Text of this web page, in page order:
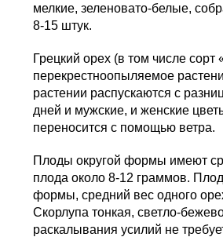
мелкие, зеленовато-белые,
8-15 штук.
Грецкий орех (в том числе
перекрестноопыляемое
растении распускаются с
дней и мужские, и женские
переносится с помощью ветра.
Плоды округой формы имеют
плода около 8-12 граммов.
формы, средний вес одного
Скорлупа тонкая, светло-
раскалывания усилий не